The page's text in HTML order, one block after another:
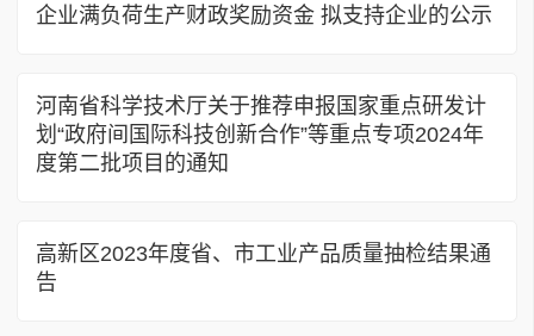
企业满负荷生产财政奖励资金 拟支持企业的公示
河南省科学技术厅关于推荐申报国家重点研发计
划“政府间国际科技创新合作”等重点专项2024年
度第二批项目的通知
高新区2023年度省、市工业产品质量抽检结果通
告